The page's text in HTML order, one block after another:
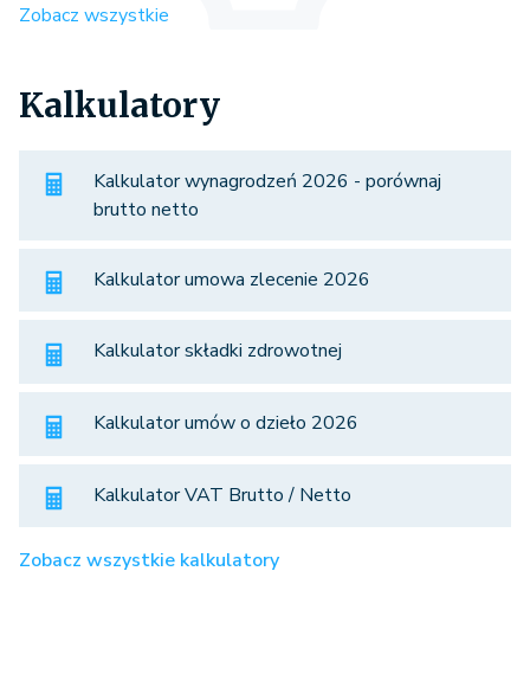
Zobacz wszystkie
Kalkulatory
Kalkulator wynagrodzeń 2026 - porównaj
brutto netto
Kalkulator umowa zlecenie 2026
Kalkulator składki zdrowotnej
Kalkulator umów o dzieło 2026
Kalkulator VAT Brutto / Netto
Zobacz wszystkie kalkulatory